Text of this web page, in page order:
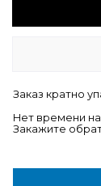
Заказ кратно
Нет времени
Закажите